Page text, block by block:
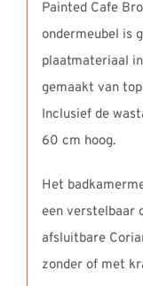
Painted Cafe
ondermeubel is
plaatmateriaal
gemaakt van
Inclusief de
60 cm hoog.
Het
een verstelbaar
afsluitbare
zonder of met